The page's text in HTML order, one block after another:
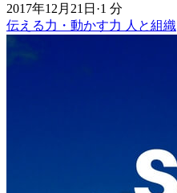
2017年12月21日 ·1 分
伝える力・動かす力 人と組織